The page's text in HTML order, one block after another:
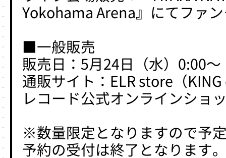
Yokohama Arena』にてファ
■一般販売
販売日：5月24日（水）0:00〜
通販サイト：ELR store（
レコード公式オンラインショ
※数量限定となりますので予
予約の受付は終了となります